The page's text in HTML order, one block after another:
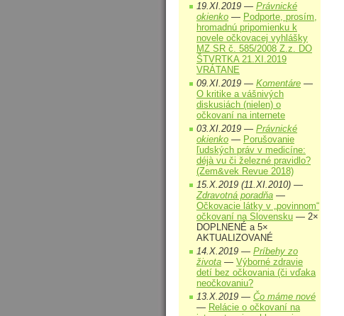
19.XI.2019 — Právnické
okienko — Podporte, prosím,
hromadnú pripomienku k
novele očkovacej vyhlášky
MZ SR č. 585/2008 Z.z. DO
ŠTVRTKA 21.XI.2019
VRÁTANE
09.XI.2019 — Komentáre —
O kritike a vášnivých
diskusiách (nielen) o
očkovaní na internete
03.XI.2019 — Právnické
okienko — Porušovanie
ľudských práv v medicíne:
déjà vu či železné pravidlo?
(Zem&vek Revue 2018)
15.X.2019 (11.XI.2010) —
Zdravotná poradňa —
Očkovacie látky v „povinnom“
očkovaní na Slovensku — 2×
DOPLNENÉ a 5×
AKTUALIZOVANÉ
14.X.2019 — Príbehy zo
života — Výborné zdravie
detí bez očkovania (či vďaka
neočkovaniu?
13.X.2019 — Čo máme nové
— Relácie o očkovaní na